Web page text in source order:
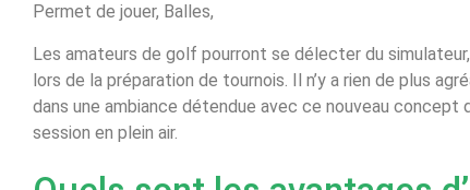
Permet de jouer, Balles,
Les amateurs de golf pourront se délecter du
lors de la préparation de tournois. Il n’y a rien de plus
dans une ambiance détendue avec ce nouveau concept
session en plein air.